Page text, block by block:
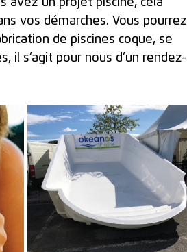
avez un projet piscine, cela
vos démarches. Vous pourrez
de piscines coque, se
il s’agit pour nous d’un rendez-